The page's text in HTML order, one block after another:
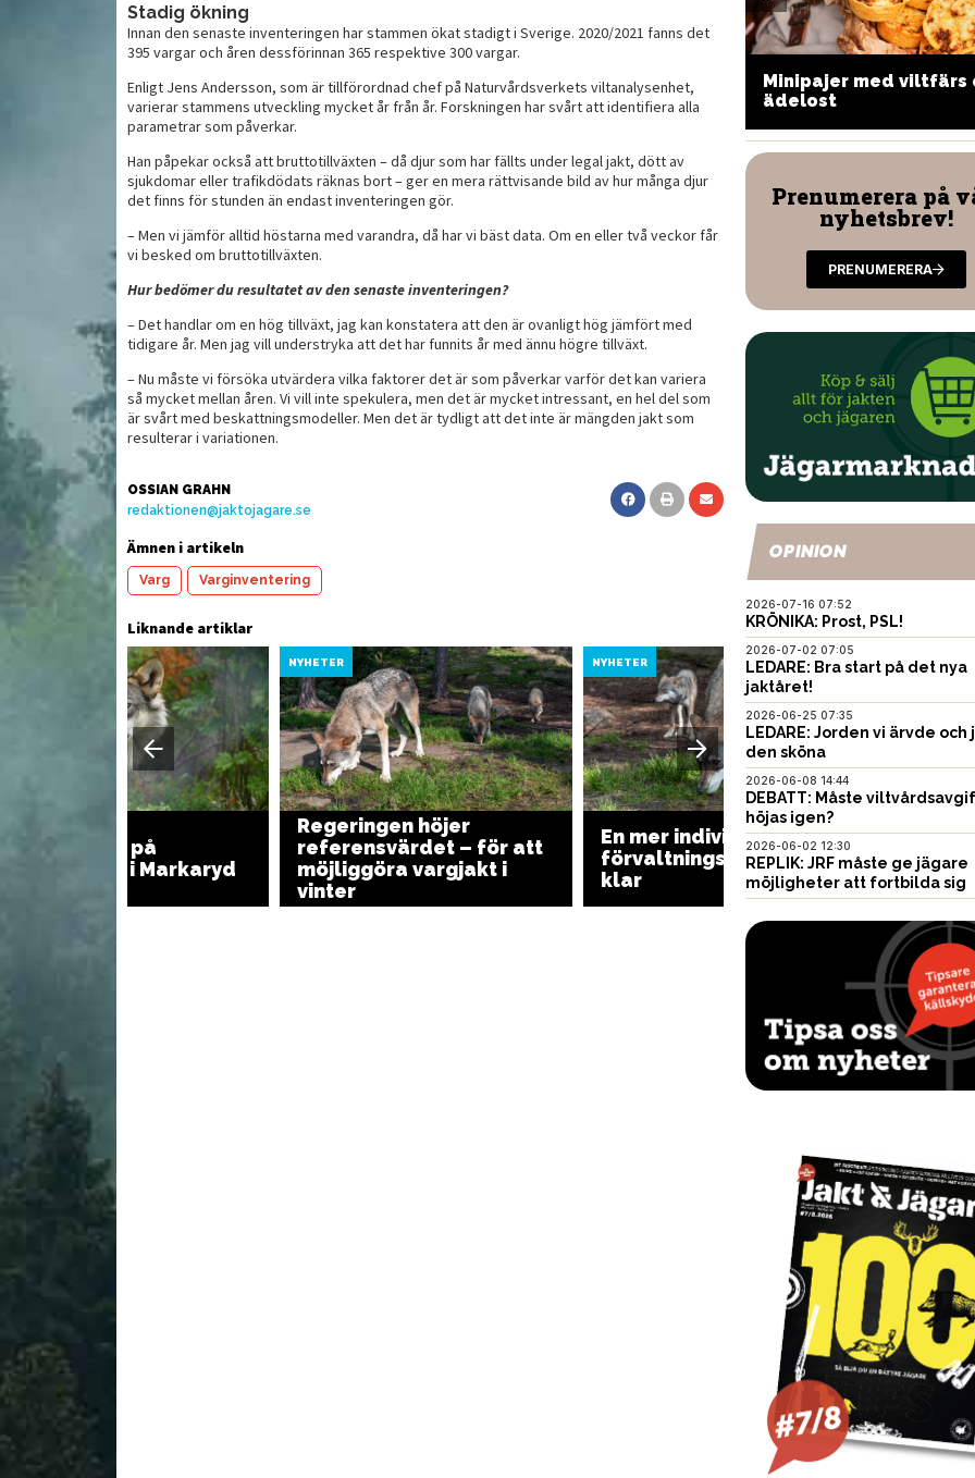
Stadig ökning
Innan den senaste inventeringen har stammen ökat stadigt i Sverige. 2020/2021 fanns det
395 vargar och åren dessförinnan 365 respektive 300 vargar.
Enligt Jens Andersson, som är tillförordnad chef på Naturvårdsverkets viltanalysenhet,
varierar stammens utveckling mycket år från år. Forskningen har svårt att identifiera alla
parametrar som påverkar.
Han påpekar också att bruttotillväxten – då djur som har fällts under legal jakt, dött av
sjukdomar eller trafikdödats räknas bort – ger en mera rättvisande bild av hur många djur
det finns för stunden än endast inventeringen gör.
– Men vi jämför alltid höstarna med varandra, då har vi bäst data. Om en eller två veckor får
vi besked om bruttotillväxten.
Hur bedömer du resultatet av den senaste inventeringen?
– Det handlar om en hög tillväxt, jag kan konstatera att den är ovanligt hög jämfört med
tidigare år. Men jag vill understryka att det har funnits år med ännu högre tillväxt.
– Nu måste vi försöka utvärdera vilka faktorer det är som påverkar varför det kan variera
så mycket mellan åren. Vi vill inte spekulera, men det är mycket intressant, en hel del som
är svårt med beskattningsmodeller. Men det är tydligt att det inte är mängden jakt som
resulterar i variationen.
OSSIAN GRAHN
redaktionen@jaktojagare.se
Ämnen i artikeln
Varg Varginventering
Liknande artiklar
på
och i Markaryd
NYHETER
Regeringen höjer
referensvärdet – för att
möjliggöra vargjakt i
vinter
NYHETER
En mer individbaserad
förvaltningsplan för varg
klar
NYHETER
varg i
Viltchili med bröd
Långbakat och grillat
vildsvin
Minipajer med viltfärs
ädelost
Prenumerera på
nyhetsbrev!
PRENUMERERA
OPINION
2026-07-16 07:52
KRÖNIKA: Prost, PSL!
2026-07-02 07:05
LEDARE: Bra start på det nya
jaktåret!
2026-06-25 07:35
LEDARE: Jorden vi ärvde och
den sköna
2026-06-08 14:44
DEBATT: Måste
höjas igen?
2026-06-02 12:30
REPLIK: JRF måste ge jägare
möjligheter att fortbilda sig